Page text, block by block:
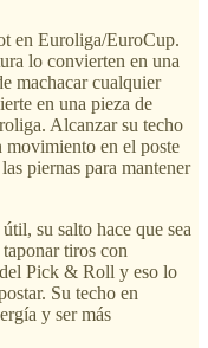
en Euroliga/EuroCup.
lo convierten en una
machacar cualquier
en una pieza de
Alcanzar su techo
movimiento en el poste
piernas para mantener
su salto hace que sea
tiros con
Pick & Roll y eso lo
Su techo en
y ser más